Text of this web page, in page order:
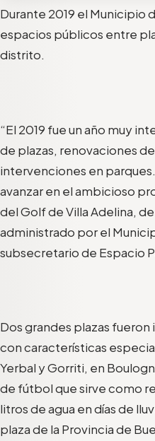
Durante 2019 el Municipio
espacios públicos entre
distrito.
“El 2019 fue un año muy
de plazas, renovaciones
intervenciones en
avanzar en el ambicioso
del Golf de Villa Adelina,
administrado por el
subsecretario de Espacio
Dos grandes plazas fueron
con características
Yerbal y Gorriti, en
de fútbol que sirve como
litros de agua en días de
plaza de la Provincia de